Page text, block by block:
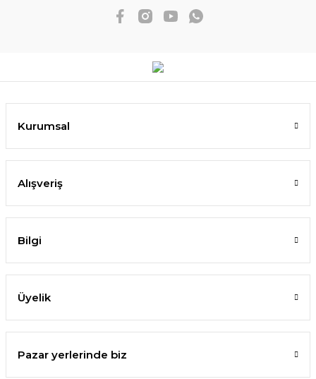
Kurumsal
Alışveriş
Bilgi
Üyelik
Pazar yerlerinde biz